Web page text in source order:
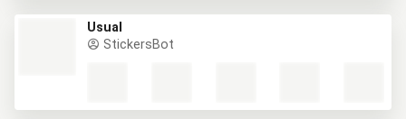
Usual
StickersBot